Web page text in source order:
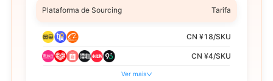
Plataforma de Sourcing Tarifa
CN ¥18/SKU
CN ¥4/SKU
Ver mais